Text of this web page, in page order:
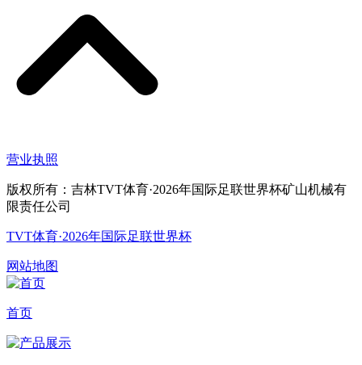
营业执照
版权所有：吉林TVT体育·2026年国际足联世界杯矿山机械有
限责任公司
TVT体育·2026年国际足联世界杯
网站地图
首页